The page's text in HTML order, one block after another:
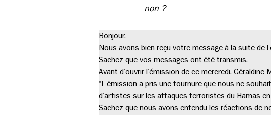
non ?
Bonjour,
Nous avons bien reçu votre message à la suite de
Sachez que vos messages ont été transmis.
Avant d’ouvrir l’émission de ce mercredi,
“L’émission a pris une tournure que nous ne
d’artistes sur les attaques terroristes du Hamas
Sachez que nous avons entendu les réactions de